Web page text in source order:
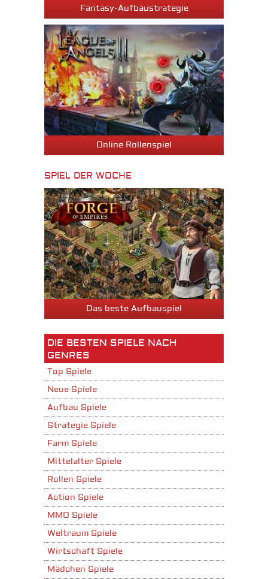
Fantasy-Aufbaustrategie
Online Rollenspiel
SPIEL DER WOCHE
Das beste Aufbauspiel
DIE BESTEN SPIELE NACH
GENRES
Top Spiele
Neue Spiele
Aufbau Spiele
Strategie Spiele
Farm Spiele
Mittelalter Spiele
Rollen Spiele
Action Spiele
MMO Spiele
Weltraum Spiele
Wirtschaft Spiele
Mädchen Spiele